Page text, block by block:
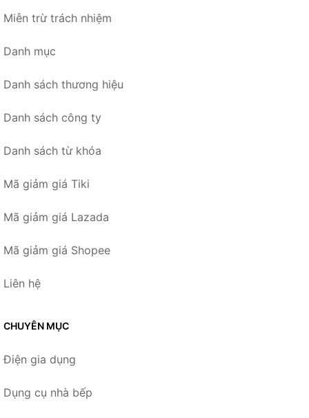
Miễn trừ trách nhiệm
Danh mục
Danh sách thương hiệu
Danh sách công ty
Danh sách từ khóa
Mã giảm giá Tiki
Mã giảm giá Lazada
Mã giảm giá Shopee
Liên hệ
CHUYÊN MỤC
Điện gia dụng
Dụng cụ nhà bếp